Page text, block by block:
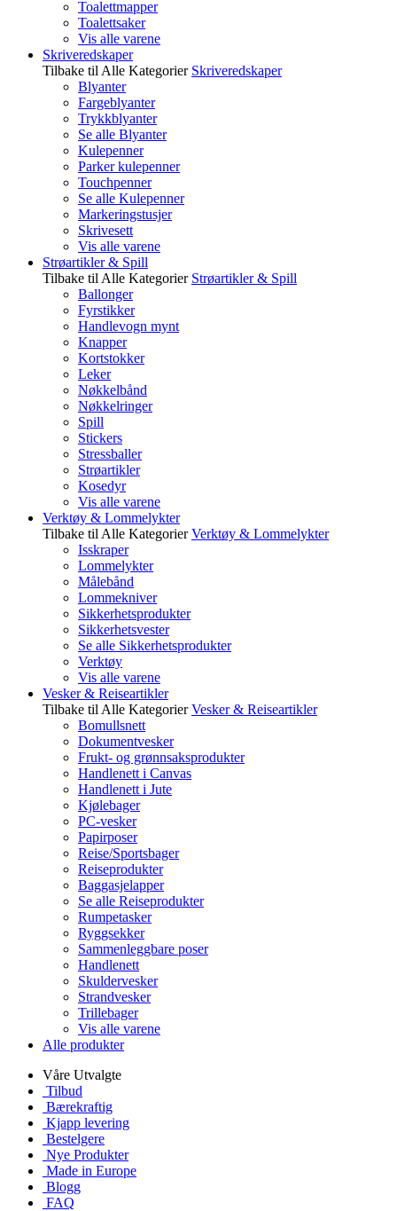
Toalettmapper
Toalettsaker
Vis alle varene
Skriveredskaper
Tilbake til Alle Kategorier Skriveredskaper
Blyanter
Fargeblyanter
Trykkblyanter
Se alle Blyanter
Kulepenner
Parker kulepenner
Touchpenner
Se alle Kulepenner
Markeringstusjer
Skrivesett
Vis alle varene
Strøartikler & Spill
Tilbake til Alle Kategorier Strøartikler & Spill
Ballonger
Fyrstikker
Handlevogn mynt
Knapper
Kortstokker
Leker
Nøkkelbånd
Nøkkelringer
Spill
Stickers
Stressballer
Strøartikler
Kosedyr
Vis alle varene
Verktøy & Lommelykter
Tilbake til Alle Kategorier Verktøy & Lommelykter
Isskraper
Lommelykter
Målebånd
Lommekniver
Sikkerhetsprodukter
Sikkerhetsvester
Se alle Sikkerhetsprodukter
Verktøy
Vis alle varene
Vesker & Reiseartikler
Tilbake til Alle Kategorier Vesker & Reiseartikler
Bomullsnett
Dokumentvesker
Frukt- og grønnsaksprodukter
Handlenett i Canvas
Handlenett i Jute
Kjølebager
PC-vesker
Papirposer
Reise/Sportsbager
Reiseprodukter
Baggasjelapper
Se alle Reiseprodukter
Rumpetasker
Ryggsekker
Sammenleggbare poser
Handlenett
Skuldervesker
Strandvesker
Trillebager
Vis alle varene
Alle produkter
Våre Utvalgte
Tilbud
Bærekraftig
Kjapp levering
Bestelgere
Nye Produkter
Made in Europe
Blogg
FAQ